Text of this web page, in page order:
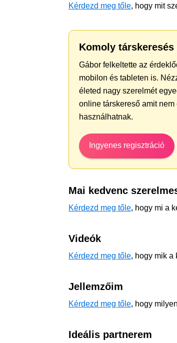
Kérdezd meg tőle, hogy mit
Komoly
Gábor felkeltette az
mobilon és tableten is.
életed nagy szerelmét
online társkereső amit
használhatnak.
Ingyenes regisztráció
Mai kedvenc
Kérdezd meg tőle, hogy mi a
Videók
Kérdezd meg tőle, hogy mik a
Jellemzőim
Kérdezd meg tőle, hogy
Ideális partnerem